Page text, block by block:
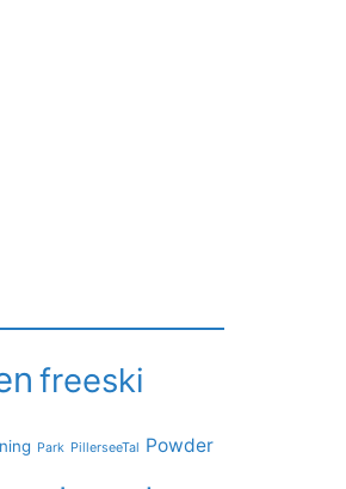
freeski
Park PillerseeTal Powder